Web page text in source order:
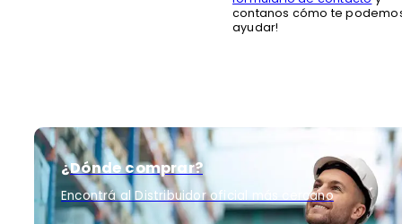
contanos cómo te
ayudar!
¿Dónde comprar?
Encontrá al Distribuidor oficial más cercano